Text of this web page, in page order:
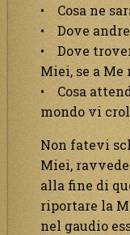
• Cosa ne
• Dove
• Dove
Miei, se a
• Cosa
mondo vi
Non fatevi
Miei,
alla fine di
riportare la
nel gaudio